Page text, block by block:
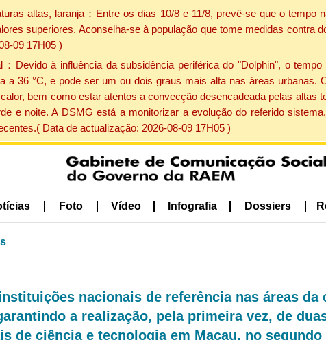
altas, laranja：Entre os dias 10/8 e 11/8, prevê-se que o
superiores. Aconselha-se à população que tome medidas
09 17H05 )
：Devido à influência da subsidência periférica do "Dolphin", o
a 36 °C, e pode ser um ou dois graus mais alta nas áreas
bem como estar atentos a convecção desencadeada pelas
e noite. A DSMG está a monitorizar a evolução do referido
Data de actualização: 2026-08-09 17H05 )
Foto Vídeo Infografia Dossiers
nacionais de referência nas áreas da
a realização, pela primeira vez, de
de ciência e tecnologia em Macau, no